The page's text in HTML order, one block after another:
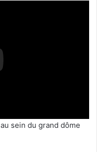
au sein du grand dôme